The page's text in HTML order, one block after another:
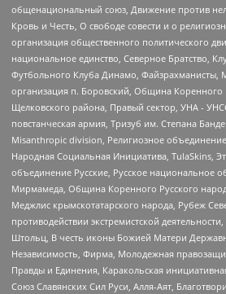
общенациональный союз, Движение против
Кровь и Честь, О свободе совести и о
организация общественного политического
национальное единство, Северное Братство,
Футбольного Клуба Динамо, Файзрахманисты,
организация п. Боровский, Община Коренного
Щелковского района, Правый сектор, УНА -
повстанческая армия, Тризуб им. Степана
Misanthropic division, Религиозное
Народная Социальная Инициатива, TulaSkins,
объединение Русские, Русское национальное
Мирмамеда, Община Коренного Русского
Меджлис крымскотатарского народа, Рубеж
противодействии экстремистской
Штольц, В честь иконы Божией Матери
Независимость, Фирма, Молодежная
Правды и Единения, Каракольская
Союз Славянских Сил Руси, Алля-Аят,